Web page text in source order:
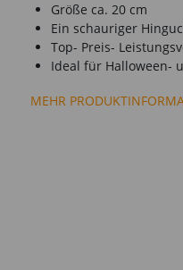
Größe ca. 20 cm
Ein schauriger
Top- Preis-
Ideal für Halloween-
MEHR